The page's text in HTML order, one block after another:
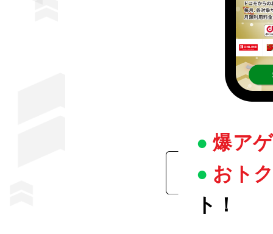
● 爆ア
● おト
ト！